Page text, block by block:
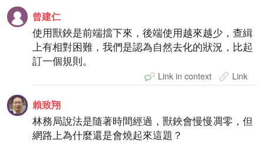
曾建仁
使用獸鋏是前端擋下來，後端使用越來越少，查緝
上有相對困難，我們是認為自然去化的狀況，比起
訂一個規則。
Link in context Link
賴致翔
林務局說法是隨著時間經過，獸鋏會慢慢凋零，但
網路上為什麼還是會燒起來這題？